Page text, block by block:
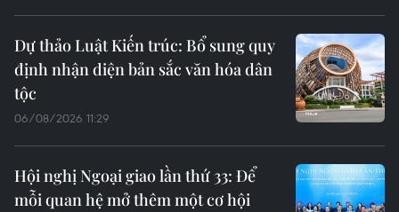
Dự thảo Luật Kiến trúc: Bổ sung quy
định nhận diện bản sắc văn hóa dân
tộc
06/08/2026 11:29
Hội nghị Ngoại giao lần thứ 33: Để
mỗi quan hệ mở thêm một cơ hội